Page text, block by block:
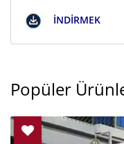
İNDIRMEK
Popüler